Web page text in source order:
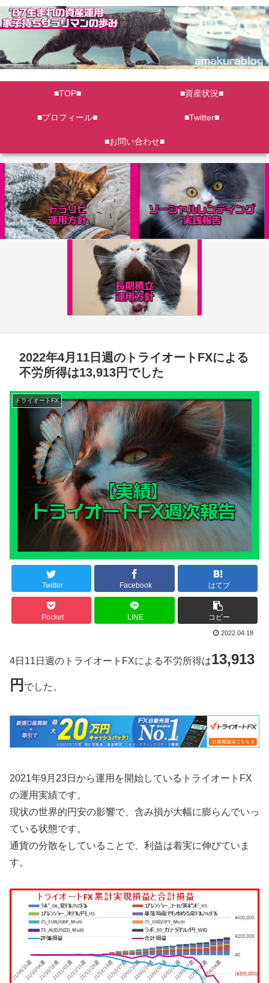
■TOP■ ■資産状況■
■プロフィール■ ■Twitter■
■お問い合わせ■
2022年4月11日週のトライオートFXによる
不労所得は13,913円でした
トライオートFX
Twitter Facebook はてブ
Pocket LINE コピー
2022.04.18
4日11日週のトライオートFXによる不労所得は13,913
円 でした。
2021年9月23日から運用を開始しているトライオートFX
の運用実績です。
現状の世界的円安の影響で、含み損が大幅に膨らんでいっ
ている状態です。
通貨の分散をしていることで、利益は着実に伸びていま
す。